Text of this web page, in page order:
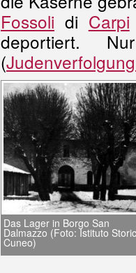
Fossoli di Carpi
deportiert.
(
Das Lager in Borgo San
Dalmazzo (Foto: Istituto
Cuneo)